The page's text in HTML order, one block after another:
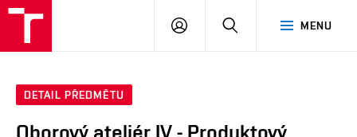
MENU
PŘIHLÁSIT
DETAIL PŘEDMĚTU